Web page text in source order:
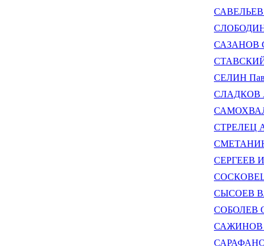
САВЕЛЬЕВ
СЛОБОДИН
САЗАНОВ
СТАВСКИЙ
СЕЛИН
СЛАДКОВ
СТРЕЛЕЦ
СЕРГЕЕВ
СОСКОВЕЦ
СЫСОЕВ
СОБОЛЕВ
САЖИНОВ